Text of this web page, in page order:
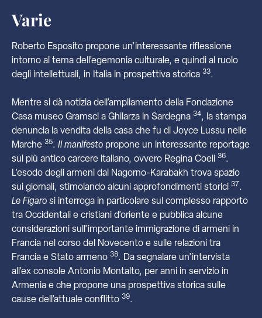
Varie
Roberto Esposito propone un’interessante riflessione
intorno al tema dell’egemonia culturale, e quindi al ruolo
degli intellettuali, in Italia in prospettiva storica 33.
Mentre si dà notizia dell’ampliamento della Fondazione
Casa museo Gramsci a Ghilarza in Sardegna 34, la stampa
denuncia la vendita della casa che fu di Joyce Lussu nelle
Marche 35. Il manifesto propone un interessante reportage
sul più antico carcere italiano, ovvero Regina Coeli 36.
L’esodo degli armeni dal Nagorno-Karabakh trova spazio
sui giornali, stimolando alcuni approfondimenti storici 37.
Le Figaro si interroga in particolare sul complesso rapporto
tra Occidentali e cristiani d’oriente e pubblica alcune
considerazioni sull’importante immigrazione di armeni in
Francia nel corso del Novecento e sulle relazioni tra
Francia e Stato armeno 38. Da segnalare un’intervista
all’ex console Antonio Montalto, per anni in servizio in
Armenia e che propone una prospettiva storica sulle
cause dell’attuale conflitto 39.